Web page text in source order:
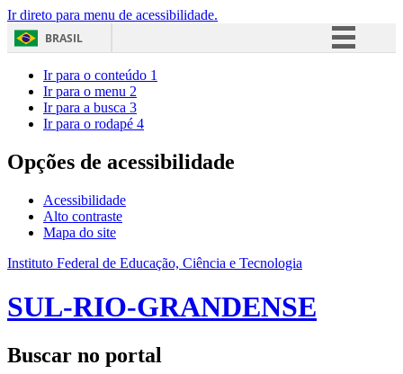
Ir direto para menu de acessibilidade.
BRASIL
Acesso à informação
Ir para o conteúdo 1
Ir para o menu 2
Ir para a busca 3
Ir para o rodapé 4
Opções de acessibilidade
Acessibilidade
Alto contraste
Mapa do site
Instituto Federal de Educação, Ciência e Tecnologia
SUL-RIO-GRANDENSE
Buscar no portal